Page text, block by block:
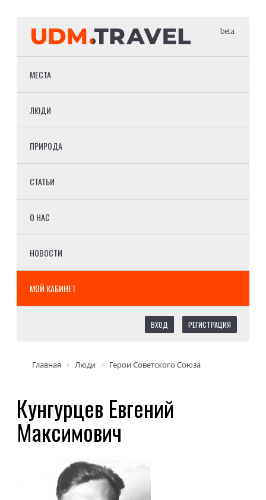
beta
МЕСТА
ЛЮДИ
ПРИРОДА
СТАТЬИ
О НАС
НОВОСТИ
МОЙ КАБИНЕТ
ВХОД РЕГИСТРАЦИЯ
Главная Люди Герои Советского Союза
Кунгурцев Евгений
Максимович